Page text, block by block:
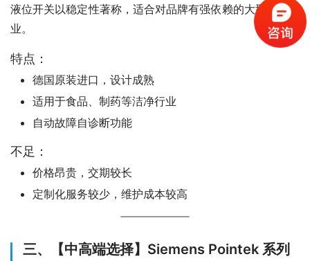
液位开关以稳定性著称，适合对品牌有强依赖的大型外资企
业。
特点：
德国原装进口，设计成熟
适用于食品、制药等洁净行业
自动故障自诊断功能
不足：
价格昂贵，交期较长
定制化服务较少，维护成本较高
三、【中高端选择】Siemens Pointek 系列